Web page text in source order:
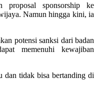
proposal sponsorship ke
Namun hingga kini, ia
potensi sanksi dari badan
memenuhi kewajiban
dan tidak bisa bertanding di